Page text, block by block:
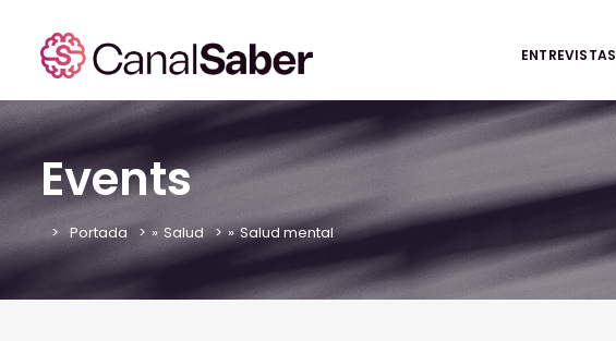
ENTREVISTAS
Events
Portada » Salud » Salud mental